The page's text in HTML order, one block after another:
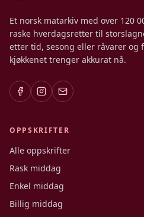
Et norsk matarkiv med over 120
raske hverdagsretter til
etter tid, sesong eller råvarer og
kjøkkenet trenger akkurat nå.
OPPSKRIFTER
Alle oppskrifter
Rask middag
Enkel middag
Billig middag